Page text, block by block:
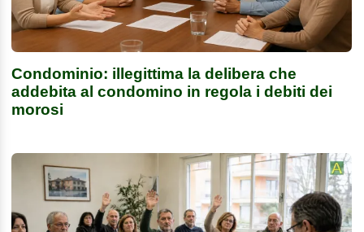
Condominio: illegittima la delibera che
addebita al condomino in regola i debiti dei
morosi